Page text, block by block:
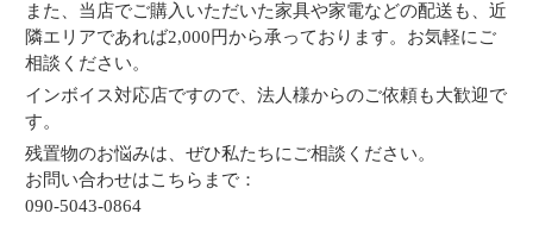
また、当店でご購入いただいた家具や家電などの配送も、近
隣エリアであれば2,000円から承っております。お気軽にご
相談ください。
インボイス対応店ですので、法人様からのご依頼も大歓迎で
す。
残置物のお悩みは、ぜひ私たちにご相談ください。
お問い合わせはこちらまで：
090-5043-0864